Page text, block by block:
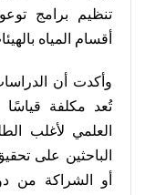
تنظيم برامج
أقسام المياه
وأكدت أن
تُعد مكلفة قياسًا
العلمي لأغلب
الباحثين على
أو الشراكة من